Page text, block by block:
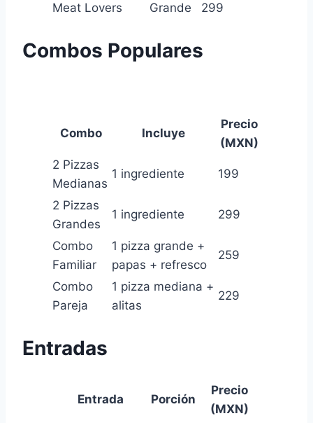
Meat Lovers
Grande 299
Combos Populares
Combo Incluye
Precio
(MXN)
2 Pizzas
Medianas
1 ingrediente 199
2 Pizzas
Grandes
1 ingrediente 299
Combo
Familiar
1 pizza grande +
papas + refresco
259
Combo
Pareja
1 pizza mediana +
alitas
229
Entradas
Entrada Porción
Precio
(MXN)